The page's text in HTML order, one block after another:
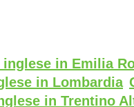
in Emilia
in Lombardia
in Trentino